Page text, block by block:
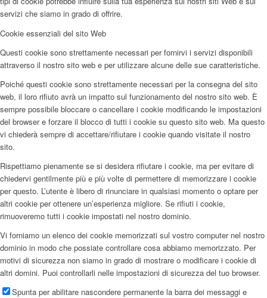
servizi che siamo in grado di offrire.
Cookie essenziali del sito Web
Questi cookie sono strettamente necessari per fornirvi i servizi disponibili
attraverso il nostro sito web e per utilizzare alcune delle sue caratteristiche.
Poiché questi cookie sono strettamente necessari per la consegna del sito
web, il loro rifiuto avrà un impatto sul funzionamento del nostro sito web. È
sempre possibile bloccare o cancellare i cookie modificando le impostazioni
del browser e forzare il blocco di tutti i cookie su questo sito web. Ma questo
vi chiederà sempre di accettare/rifiutare i cookie quando visitate il nostro
sito.
Rispettiamo pienamente se si desidera rifiutare i cookie, ma per evitare di
chiedervi gentilmente più e più volte di permettere di memorizzare i cookie
per questo. L’utente è libero di rinunciare in qualsiasi momento o optare per
altri cookie per ottenere un’esperienza migliore. Se rifiuti i cookie,
rimuoveremo tutti i cookie impostati nel nostro dominio.
Vi forniamo un elenco dei cookie memorizzati sul vostro computer nel nostro
dominio in modo che possiate controllare cosa abbiamo memorizzato. Per
motivi di sicurezza non siamo in grado di mostrare o modificare i cookie di
altri domini. Puoi controllarli nelle impostazioni di sicurezza del tuo browser.
Spunta per abilitare nascondere permanente la barra dei messaggi e